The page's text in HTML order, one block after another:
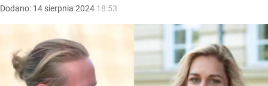
Dodano: 14 sierpnia 2024 18:53